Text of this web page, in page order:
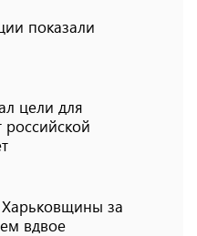
показали
цели для
российской
за
вдвое